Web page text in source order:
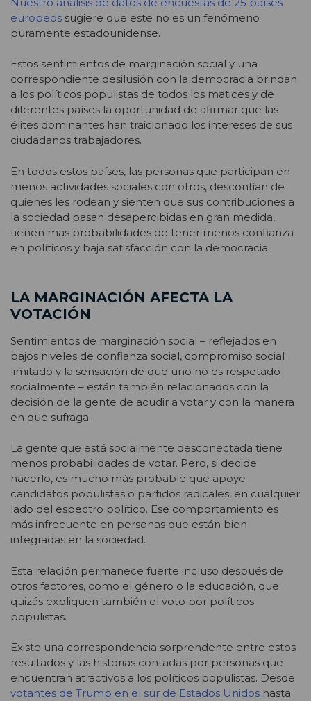
europeos sugiere que este no es un fenómeno
puramente estadounidense.
Estos sentimientos de marginación social y una
correspondiente desilusión con la democracia brindan
a los políticos populistas de todos los matices y de
diferentes países la oportunidad de afirmar que las
élites dominantes han traicionado los intereses de sus
ciudadanos trabajadores.
En todos estos países, las personas que participan en
menos actividades sociales con otros, desconfían de
quienes les rodean y sienten que sus contribuciones a
la sociedad pasan desapercibidas en gran medida,
tienen mas probabilidades de tener menos confianza
en políticos y baja satisfacción con la democracia.
LA MARGINACIÓN AFECTA LA
VOTACIÓN
Sentimientos de marginación social – reflejados en
bajos niveles de confianza social, compromiso social
limitado y la sensación de que uno no es respetado
socialmente – están también relacionados con la
decisión de la gente de acudir a votar y con la manera
en que sufraga.
La gente que está socialmente desconectada tiene
menos probabilidades de votar. Pero, si decide
hacerlo, es mucho más probable que apoye
candidatos populistas o partidos radicales, en cualquier
lado del espectro político. Ese comportamiento es
más infrecuente en personas que están bien
integradas en la sociedad.
Esta relación permanece fuerte incluso después de
otros factores, como el género o la educación, que
quizás expliquen también el voto por políticos
populistas.
Existe una correspondencia sorprendente entre estos
resultados y las historias contadas por personas que
encuentran atractivos a los políticos populistas. Desde
votantes de Trump en el sur de Estados Unidos hasta